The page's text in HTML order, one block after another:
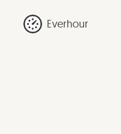
Everhour